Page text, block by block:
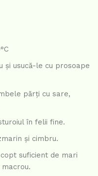
și usucă-le cu prosoape
părți cu sare,
în felii fine.
și cimbru.
suficient de mari